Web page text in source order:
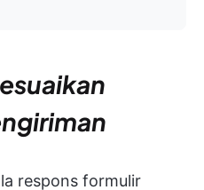
respons formulir